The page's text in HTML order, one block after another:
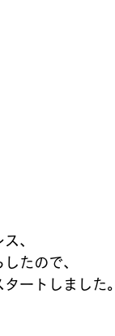
、
たので、
ートしました。